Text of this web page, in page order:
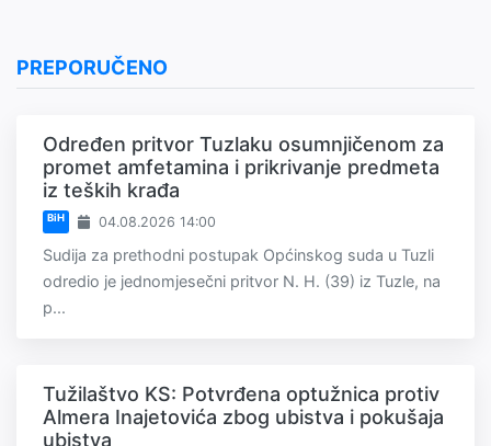
PREPORUČENO
Određen pritvor Tuzlaku osumnjičenom za
promet amfetamina i prikrivanje predmeta
iz teških krađa
BiH 04.08.2026 14:00
Sudija za prethodni postupak Općinskog suda u Tuzli
odredio je jednomjesečni pritvor N. H. (39) iz Tuzle, na
p...
Tužilaštvo KS: Potvrđena optužnica protiv
Almera Inajetovića zbog ubistva i pokušaja
ubistva